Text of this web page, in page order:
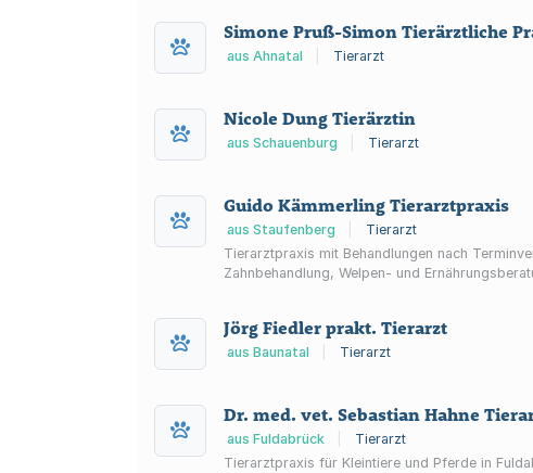
Simone Pruß-Simon Tierärztliche
aus Ahnatal Tierarzt
Nicole Dung Tierärztin
aus Schauenburg Tierarzt
Guido Kämmerling Tierarztpraxis
aus Staufenberg
Tierarzt
Tierarztpraxis mit Behandlungen nach
Zahnbehandlung, Welpen- und
Jörg Fiedler prakt. Tierarzt
aus Baunatal Tierarzt
Dr. med. vet. Sebastian Hahne
aus Fuldabrück
Tierarzt
Tierarztpraxis für Kleintiere und Pferde in